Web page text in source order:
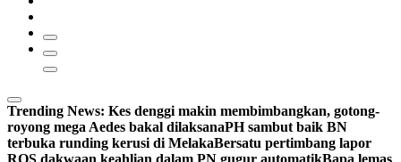
Trending News: Kes denggi makin membimbangkan, gotong-
royong mega Aedes bakal dilaksanaPH sambut baik BN
terbuka runding kerusi di MelakaBersatu pertimbang lapor